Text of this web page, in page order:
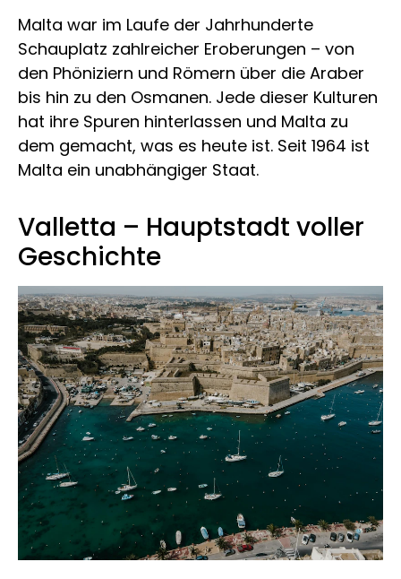
Malta war im Laufe der Jahrhunderte
Schauplatz zahlreicher Eroberungen – von
den Phöniziern und Römern über die Araber
bis hin zu den Osmanen. Jede dieser Kulturen
hat ihre Spuren hinterlassen und Malta zu
dem gemacht, was es heute ist. Seit 1964 ist
Malta ein unabhängiger Staat.
Valletta – Hauptstadt voller
Geschichte